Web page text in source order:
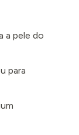
a pele do
para